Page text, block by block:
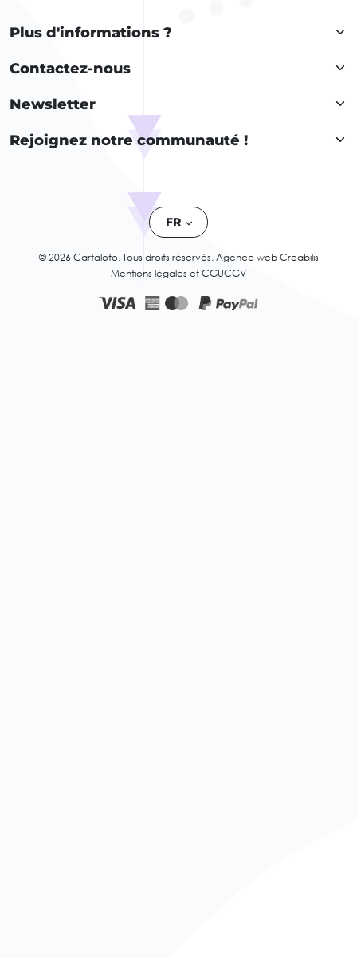
Plus d'informations ?
Contactez-nous
Newsletter
Rejoignez notre communauté !
FR
© 2026 Cartaloto. Tous droits réservés. Agence web Creabilis
Mentions légales et CGUCGV